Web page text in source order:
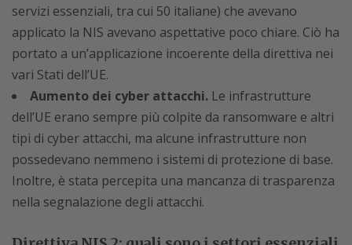
servizi essenziali, tra cui 50 italiane) che avevano
applicato la NIS avevano aspettative poco chiare. Ciò ha
portato a un’applicazione incoerente della direttiva nei
vari Stati dell’UE.
Aumento dei cyber attacchi. Le infrastrutture
dell’UE erano sempre più colpite da ransomware e altri
tipi di cyber attacchi, ma alcune infrastrutture non
possedevano nemmeno i sistemi di protezione di base.
Inoltre, è stata percepita una mancanza di trasparenza
nella segnalazione degli attacchi.